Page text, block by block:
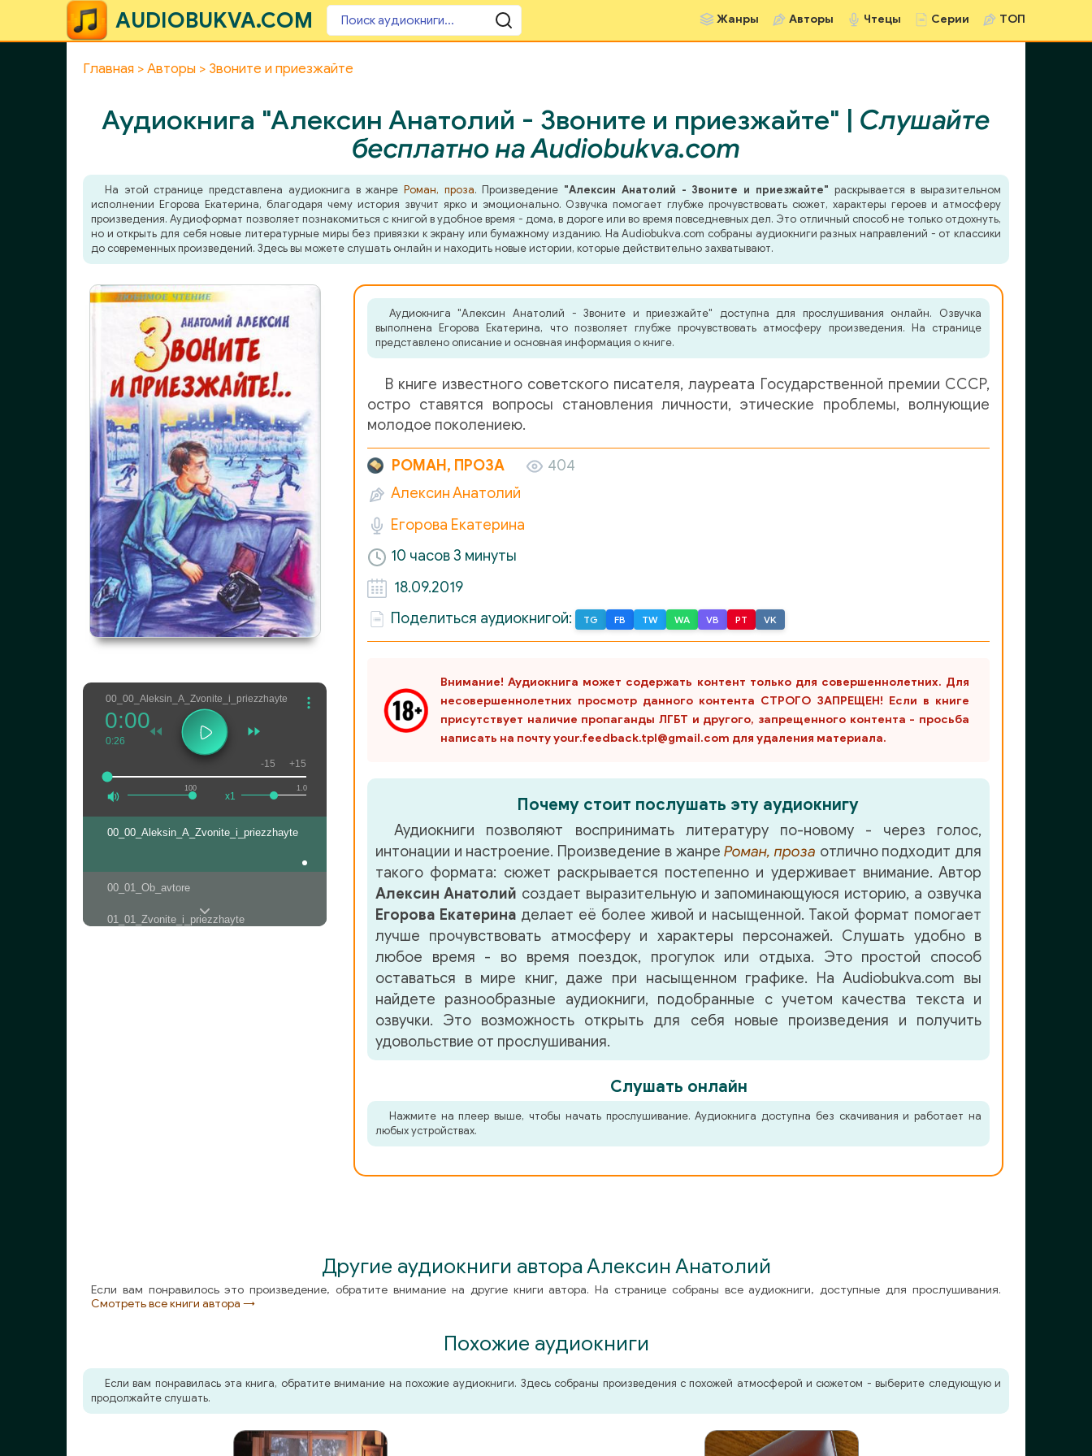
AUDIOBUKVA.COM Жанры Авторы Чтецы Серии ТОП
Главная Авторы Звоните и приезжайте
Аудиокнига "Алексин Анатолий - Звоните и приезжайте" | Слушайте
бесплатно на Audiobukva.com
На этой странице представлена аудиокнига в жанре Роман, проза. Произведение "Алексин Анатолий - Звоните и приезжайте" раскрывается в выразительном
исполнении Егорова Екатерина, благодаря чему история звучит ярко и эмоционально. Озвучка помогает глубже прочувствовать сюжет, характеры героев и атмосферу
произведения. Аудиоформат позволяет познакомиться с книгой в удобное время - дома, в дороге или во время повседневных дел. Это отличный способ не только отдохнуть,
но и открыть для себя новые литературные миры без привязки к экрану или бумажному изданию. На Audiobukva.com собраны аудиокниги разных направлений - от классики
до современных произведений. Здесь вы можете слушать онлайн и находить новые истории, которые действительно захватывают.
00_00_Aleksin_A_Zvonite_i_priezzhayte
100
0:00
0:26
1.0
x1
-15 +15
00_00_Aleksin_A_Zvonite_i_priezzhayte
00_01_Ob_avtore
01_01_Zvonite_i_priezzhayte
02_04_Deystvuyuschie_litsa_i_ispolniteli
02_06_Deystvuyuschie_litsa_i_ispolniteli
02_07_Deystvuyuschie_litsa_i_ispolniteli
02_08_Deystvuyuschie_litsa_i_ispolniteli
Аудиокнига "Алексин Анатолий - Звоните и приезжайте" доступна для прослушивания онлайн. Озвучка
выполнена Егорова Екатерина, что позволяет глубже прочувствовать атмосферу произведения. На странице
представлено описание и основная информация о книге.
В книге известного советского писателя, лауреата Государственной премии СССР,
остро ставятся вопросы становления личности, этические проблемы, волнующие
молодое поколениею.
РОМАН, ПРОЗА
404
Алексин Анатолий
Егорова Екатерина
10 часов 3 минуты
18.09.2019
Поделиться аудиокнигой:
TG FB TW WA VB PT VK
Внимание! Аудиокнига может содержать контент только для совершеннолетних. Для
несовершеннолетних просмотр данного контента СТРОГО ЗАПРЕЩЕН! Если в книге
присутствует наличие пропаганды ЛГБТ и другого, запрещенного контента - просьба
написать на почту your.feedback.tpl@gmail.com для удаления материала.
Почему стоит послушать эту аудиокнигу
Аудиокниги позволяют воспринимать литературу по-новому - через голос,
интонации и настроение. Произведение в жанреРоман, проза отлично подходит для
такого формата: сюжет раскрывается постепенно и удерживает внимание. Автор
Алексин Анатолий создает выразительную и запоминающуюся историю, а озвучка
Егорова Екатерина делает её более живой и насыщенной. Такой формат помогает
лучше прочувствовать атмосферу и характеры персонажей. Слушать удобно в
любое время - во время поездок, прогулок или отдыха. Это простой способ
оставаться в мире книг, даже при насыщенном графике. На Audiobukva.com вы
найдете разнообразные аудиокниги, подобранные с учетом качества текста и
озвучки. Это возможность открыть для себя новые произведения и получить
удовольствие от прослушивания.
Слушать онлайн
Нажмите на плеер выше, чтобы начать прослушивание. Аудиокнига доступна без скачивания и работает на
любых устройствах.
Другие аудиокниги автора Алексин Анатолий
Если вам понравилось это произведение, обратите внимание на другие книги автора. На странице собраны все аудиокниги, доступные для прослушивания.
Смотреть все книги автора →
Похожие аудиокниги
Если вам понравилась эта книга, обратите внимание на похожие аудиокниги. Здесь собраны произведения с похожей атмосферой и сюжетом - выберите следующую и
продолжайте слушать.